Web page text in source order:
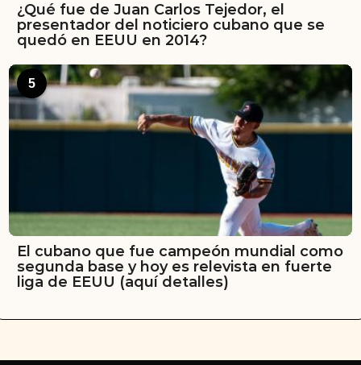
¿Qué fue de Juan Carlos Tejedor, el
presentador del noticiero cubano que se
quedó en EEUU en 2014?
5
El cubano que fue campeón mundial como
segunda base y hoy es relevista en fuerte
liga de EEUU (aquí detalles)